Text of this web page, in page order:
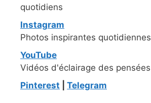
quotidiens
Instagram
Photos inspirantes quotidiennes
YouTube
Vidéos d'éclairage des pensées
Pinterest
Telegram